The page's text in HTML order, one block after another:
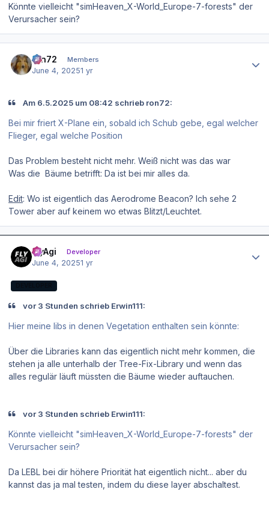
Könnte vielleicht "simHeaven_X-World_Europe-7-forests" der
Verursacher sein?
ron72 Members
June 4, 20251 yr
Am 6.5.2025 um 08:42 schrieb ron72:
Bei mir friert X-Plane ein, sobald ich Schub gebe, egal welcher
Flieger, egal welche Position
Das Problem besteht nicht mehr. Weiß nicht was das war
Was die Bäume betrifft: Da ist bei mir alles da.
Edit: Wo ist eigentlich das Aerodrome Beacon? Ich sehe 2
Tower aber auf keinem wo etwas Blitzt/Leuchtet.
FlyAgi Developer
June 4, 20251 yr
vor 3 Stunden schrieb Erwin111:
Hier meine libs in denen Vegetation enthalten sein könnte:
Über die Libraries kann das eigentlich nicht mehr kommen, die
stehen ja alle unterhalb der Tree-Fix-Library und wenn das
alles regulär läuft müssten die Bäume wieder auftauchen.
vor 3 Stunden schrieb Erwin111:
Könnte vielleicht "simHeaven_X-World_Europe-7-forests" der
Verursacher sein?
Da LEBL bei dir höhere Priorität hat eigentlich nicht... aber du
kannst das ja mal testen, indem du diese layer abschaltest.